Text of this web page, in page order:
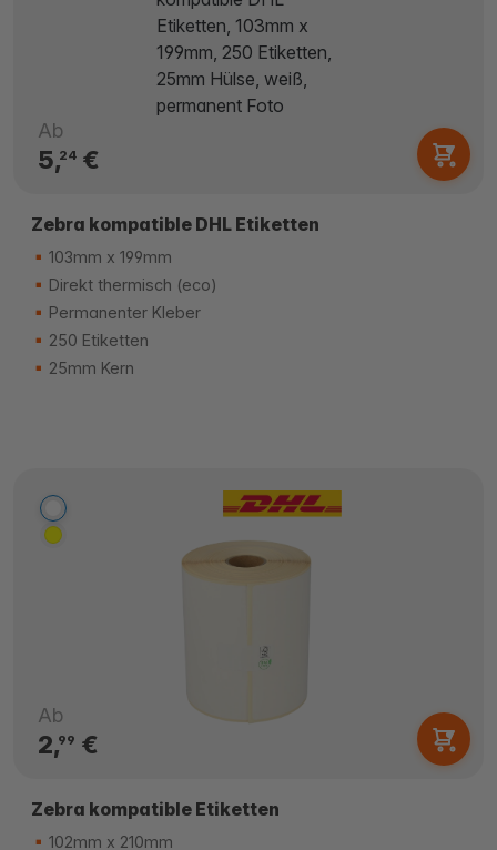
Ab
5,24€
Zebra kompatible DHL Etiketten
103mm x 199mm
Direkt thermisch (eco)
Permanenter Kleber
250 Etiketten
25mm Kern
Ab
2,99 €
Zebra kompatible Etiketten
102mm x 210mm